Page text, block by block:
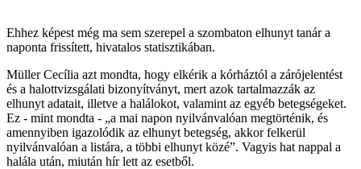
Ehhez képest még ma sem szerepel a szombaton elhunyt tanár a
naponta frissített, hivatalos statisztikában.
Müller Cecília azt mondta, hogy elkérik a kórháztól a zárójelentést
és a halottvizsgálati bizonyítványt, mert azok tartalmazzák az
elhunyt adatait, illetve a halálokot, valamint az egyéb betegségeket.
Ez - mint mondta - „a mai napon nyilvánvalóan megtörténik, és
amennyiben igazolódik az elhunyt betegség, akkor felkerül
nyilvánvalóan a listára, a többi elhunyt közé”. Vagyis hat nappal a
halála után, miután hír lett az esetből.